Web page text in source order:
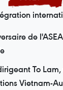
de
To
Vietnam-